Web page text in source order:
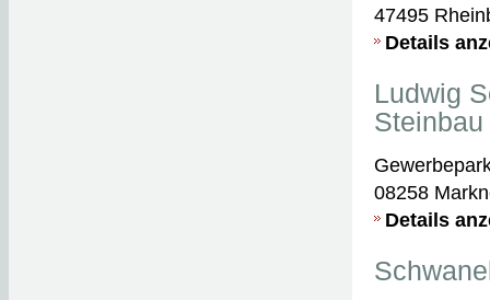
47495
Details
Ludwig
Steinbau
08258
Details